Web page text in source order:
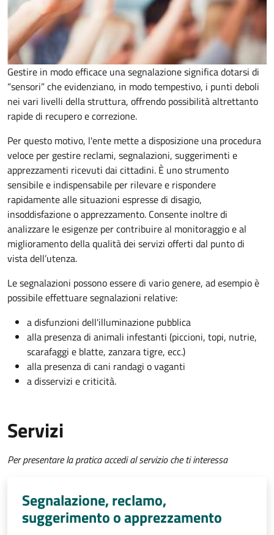
Gestire in modo efficace una segnalazione significa dotarsi di
“sensori” che evidenziano, in modo tempestivo, i punti deboli
nei vari livelli della struttura, offrendo possibilità altrettanto
rapide di recupero e correzione.
Per questo motivo, l'ente mette a disposizione una procedura
veloce per gestire reclami, segnalazioni, suggerimenti e
apprezzamenti ricevuti dai cittadini. È uno strumento
sensibile e indispensabile per rilevare e rispondere
rapidamente alle situazioni espresse di disagio,
insoddisfazione o apprezzamento. Consente inoltre di
analizzare le esigenze per contribuire al monitoraggio e al
miglioramento della qualità dei servizi offerti dal punto di
vista dell’utenza.
Le segnalazioni possono essere di vario genere, ad esempio è
possibile effettuare segnalazioni relative:
a disfunzioni dell'illuminazione pubblica
alla presenza di animali infestanti (piccioni, topi, nutrie,
scarafaggi e blatte, zanzara tigre, ecc.)
alla presenza di cani randagi o vaganti
a disservizi e criticità.
Servizi
Per presentare la pratica accedi al servizio che ti interessa
Segnalazione, reclamo,
suggerimento o apprezzamento